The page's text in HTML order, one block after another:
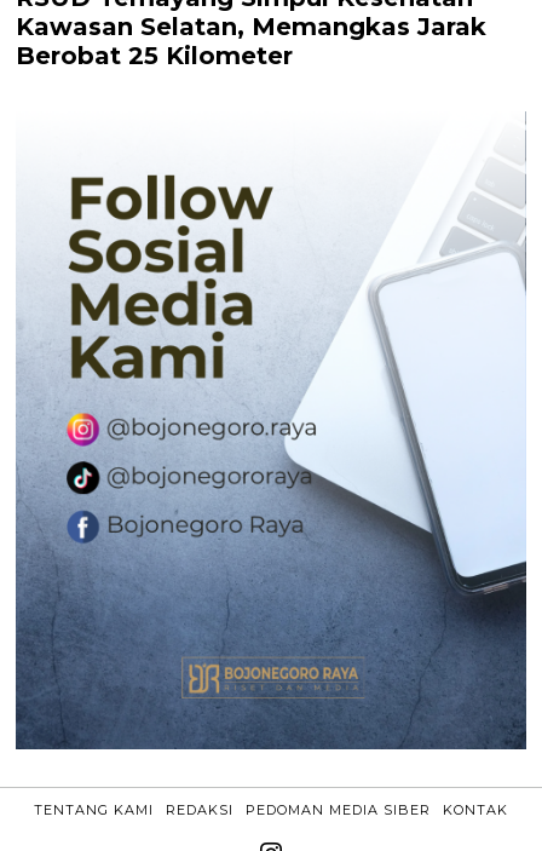
Kawasan Selatan, Memangkas Jarak
Berobat 25 Kilometer
TENTANG KAMI REDAKSI PEDOMAN MEDIA SIBER KONTAK